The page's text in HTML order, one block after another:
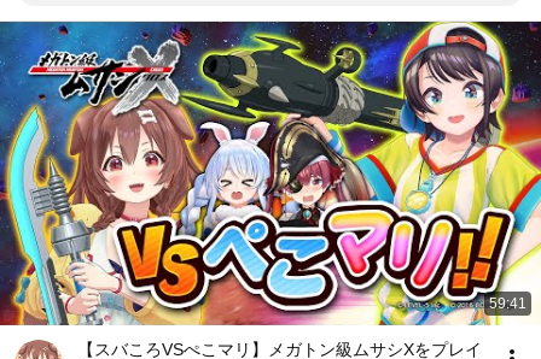
59:41
【スバころVSぺこマリ】メガトン級ムサシXをプレイ